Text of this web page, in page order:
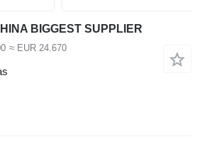
BIGGEST SUPPLIER
≈ EUR 24.670